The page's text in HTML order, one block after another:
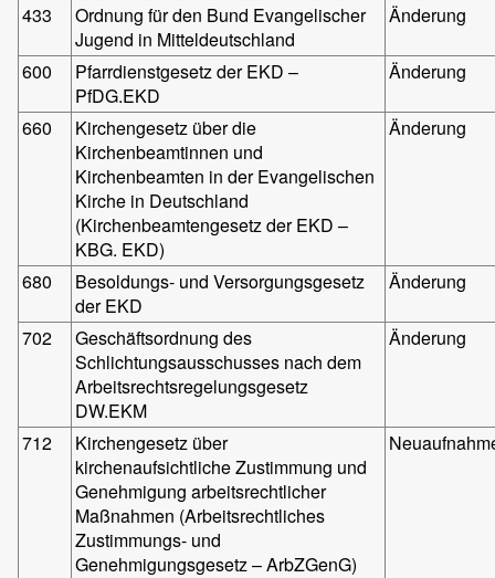
433
Ordnung für den Bund Evangelischer
Jugend in Mitteldeutschland
Änderung
600
Pfarrdienstgesetz der EKD –
PfDG.EKD
Änderung
660
Kirchengesetz über die
Kirchenbeamtinnen und
Kirchenbeamten in der Evangelischen
Kirche in Deutschland
(Kirchenbeamtengesetz der EKD –
KBG. EKD)
Änderung
680
Besoldungs- und Versorgungsgesetz
der EKD
Änderung
702
Geschäftsordnung des
Schlichtungsausschusses nach dem
Arbeitsrechtsregelungsgesetz
DW.EKM
Änderung
712
Kirchengesetz über
kirchenaufsichtliche Zustimmung und
Genehmigung arbeitsrechtlicher
Maßnahmen (Arbeitsrechtliches
Zustimmungs- und
Genehmigungsgesetz – ArbZGenG)